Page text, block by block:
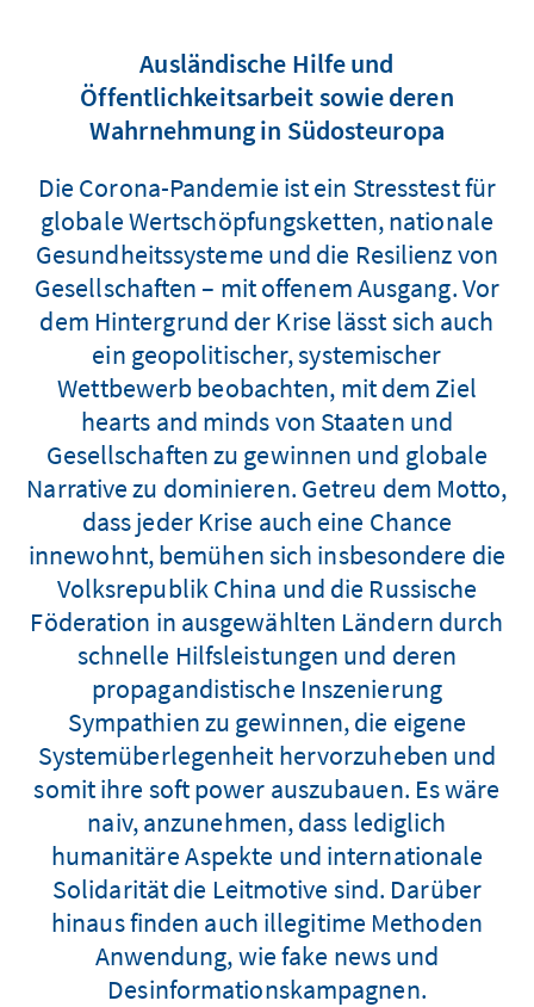
Ausländische Hilfe und
Öffentlichkeitsarbeit sowie deren
Wahrnehmung in Südosteuropa
Die Corona-Pandemie ist ein Stresstest für
globale Wertschöpfungsketten, nationale
Gesundheitssysteme und die Resilienz von
Gesellschaften – mit offenem Ausgang. Vor
dem Hintergrund der Krise lässt sich auch
ein geopolitischer, systemischer
Wettbewerb beobachten, mit dem Ziel
hearts and minds von Staaten und
Gesellschaften zu gewinnen und globale
Narrative zu dominieren. Getreu dem Motto,
dass jeder Krise auch eine Chance
innewohnt, bemühen sich insbesondere die
Volksrepublik China und die Russische
Föderation in ausgewählten Ländern durch
schnelle Hilfsleistungen und deren
propagandistische Inszenierung
Sympathien zu gewinnen, die eigene
Systemüberlegenheit hervorzuheben und
somit ihre soft power auszubauen. Es wäre
naiv, anzunehmen, dass lediglich
humanitäre Aspekte und internationale
Solidarität die Leitmotive sind. Darüber
hinaus finden auch illegitime Methoden
Anwendung, wie fake news und
Desinformationskampagnen.